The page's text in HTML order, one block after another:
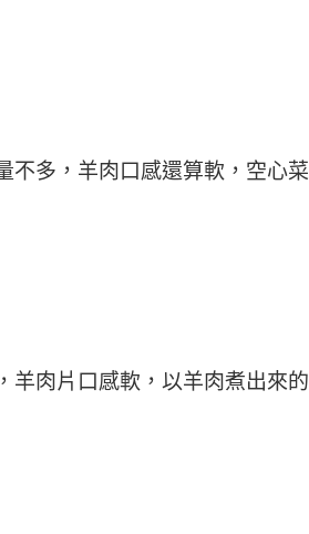
不多，羊肉口感還算軟，空心菜
羊肉片口感軟，以羊肉煮出來的